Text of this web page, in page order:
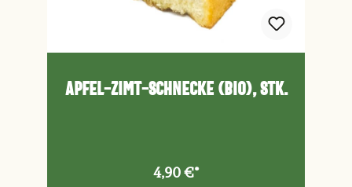
Apfel-Zimt-Schnecke (Bio), Stk.
4,90 €*